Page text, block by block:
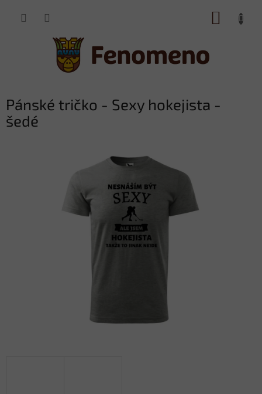
Pánské tričko - Sexy hokejista -
šedé